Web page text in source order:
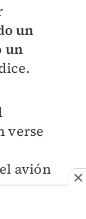
un
un
verse
avión